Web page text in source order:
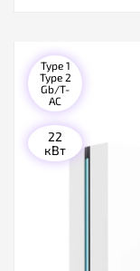
Type 1
Type 2
Gb/T-
AC
22
кВт